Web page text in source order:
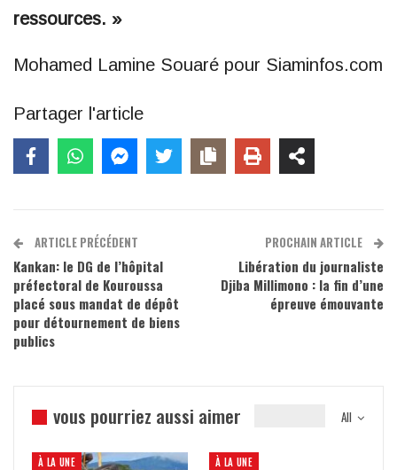
ressources. »
Mohamed Lamine Souaré pour Siaminfos.com
Partager l'article
ARTICLE PRÉCÉDENT
Kankan: le DG de l’hôpital
préfectoral de Kouroussa
placé sous mandat de dépôt
pour détournement de biens
publics
PROCHAIN ARTICLE
Libération du journaliste
Djiba Millimono : la fin d’une
épreuve émouvante
All
vous pourriez aussi aimer
À LA UNE À LA UNE